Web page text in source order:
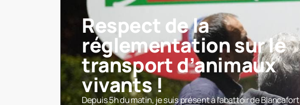
Respect de la
réglementation sur le
transport d’animaux
vivants !
Depuis 5h du matin, je suis présent à l’abattoir de Blancafort